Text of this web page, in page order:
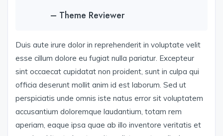
– Theme Reviewer
Duis aute irure dolor in reprehenderit in voluptate velit
esse cillum dolore eu fugiat nulla pariatur. Excepteur
sint occaecat cupidatat non proident, sunt in culpa qui
officia deserunt mollit anim id est laborum. Sed ut
perspiciatis unde omnis iste natus error sit voluptatem
accusantium doloremque laudantium, totam rem
aperiam, eaque ipsa quae ab illo inventore veritatis et